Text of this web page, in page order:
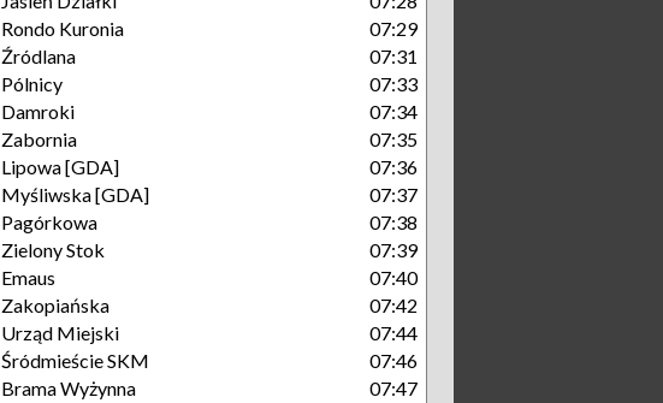
Rondo Kuronia
07:29
Źródlana
07:31
Pólnicy
07:33
Damroki
07:34
Zabornia
07:35
Lipowa [GDA]
07:36
Myśliwska [GDA]
07:37
Pagórkowa
07:38
Zielony Stok
07:39
Emaus
07:40
Zakopiańska
07:42
Urząd Miejski
07:44
Śródmieście SKM
07:46
Brama Wyżynna
07:47